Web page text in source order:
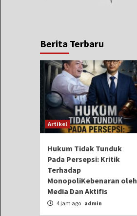
Berita Terbaru
Artikel
Hukum Tidak Tunduk
Pada Persepsi: Kritik
Terhadap
MonopoliKebenaran oleh
Media Dan Aktifis
4 jam ago admin